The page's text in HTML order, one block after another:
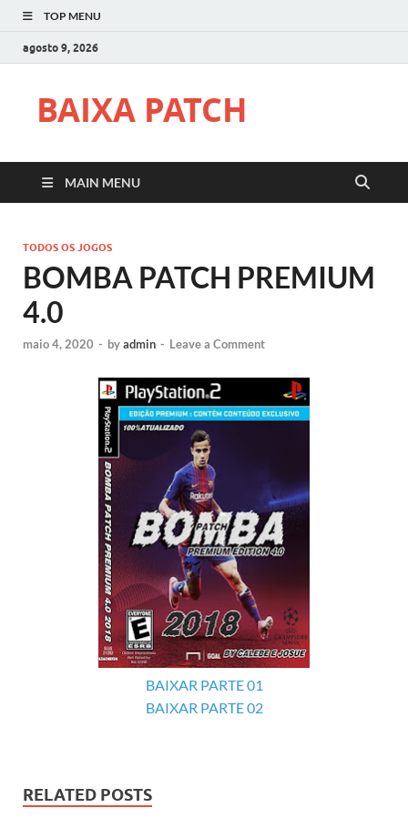
TOP MENU
agosto 9, 2026
BAIXA PATCH
MAIN MENU
TODOS OS JOGOS
BOMBA PATCH PREMIUM
4.0
maio 4, 2020 - byadmin - Leave a Comment
BAIXAR PARTE 01
BAIXAR PARTE 02
RELATED POSTS